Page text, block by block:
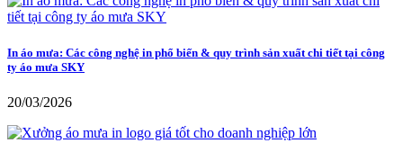
In áo mưa: Các công nghệ in phổ biến & quy trình sản xuất chi tiết tại công
ty áo mưa SKY
20/03/2026